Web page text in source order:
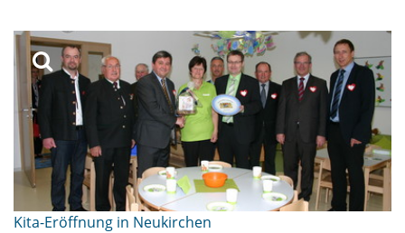
Kita-Eröffnung in Neukirchen